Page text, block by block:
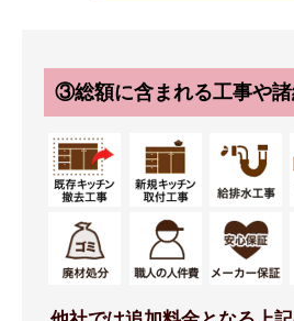
Class5 ロン
③総額に含まれる工事や